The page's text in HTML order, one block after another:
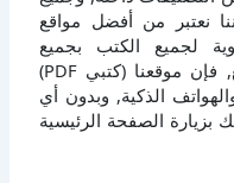
100%, كما وأننا نعتبر من أفضل مواقع
لجميع الكتب بجميع
تخصصاتها, وبالنسبة لتصفح الموقع, فإن موقعنا (كتبي PDF)
الذكية, وبدون أي
الصفحة الرئيسية